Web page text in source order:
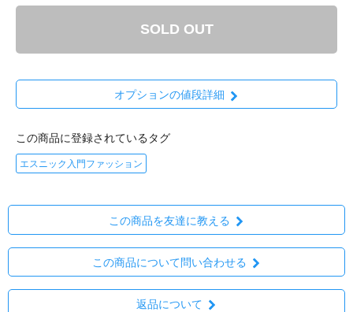
SOLD OUT
オプションの値段詳細
この商品に登録されているタグ
エスニック入門ファッション
この商品を友達に教える
この商品について問い合わせる
返品について